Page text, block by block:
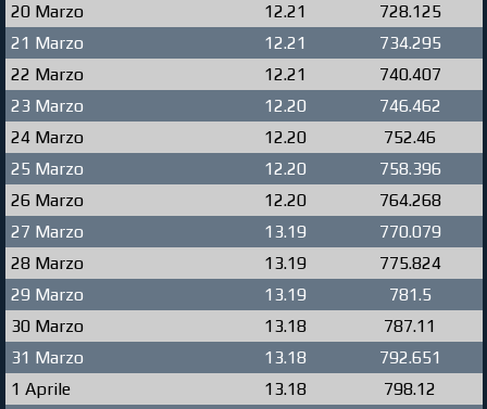
20 Marzo
12.21
728.125
21 Marzo
12.21
734.295
22 Marzo
12.21
740.407
23 Marzo
12.20
746.462
24 Marzo
12.20
752.46
25 Marzo
12.20
758.396
26 Marzo
12.20
764.268
27 Marzo
13.19
770.079
28 Marzo
13.19
775.824
29 Marzo
13.19
781.5
30 Marzo
13.18
787.11
31 Marzo
13.18
792.651
1 Aprile
13.18
798.12